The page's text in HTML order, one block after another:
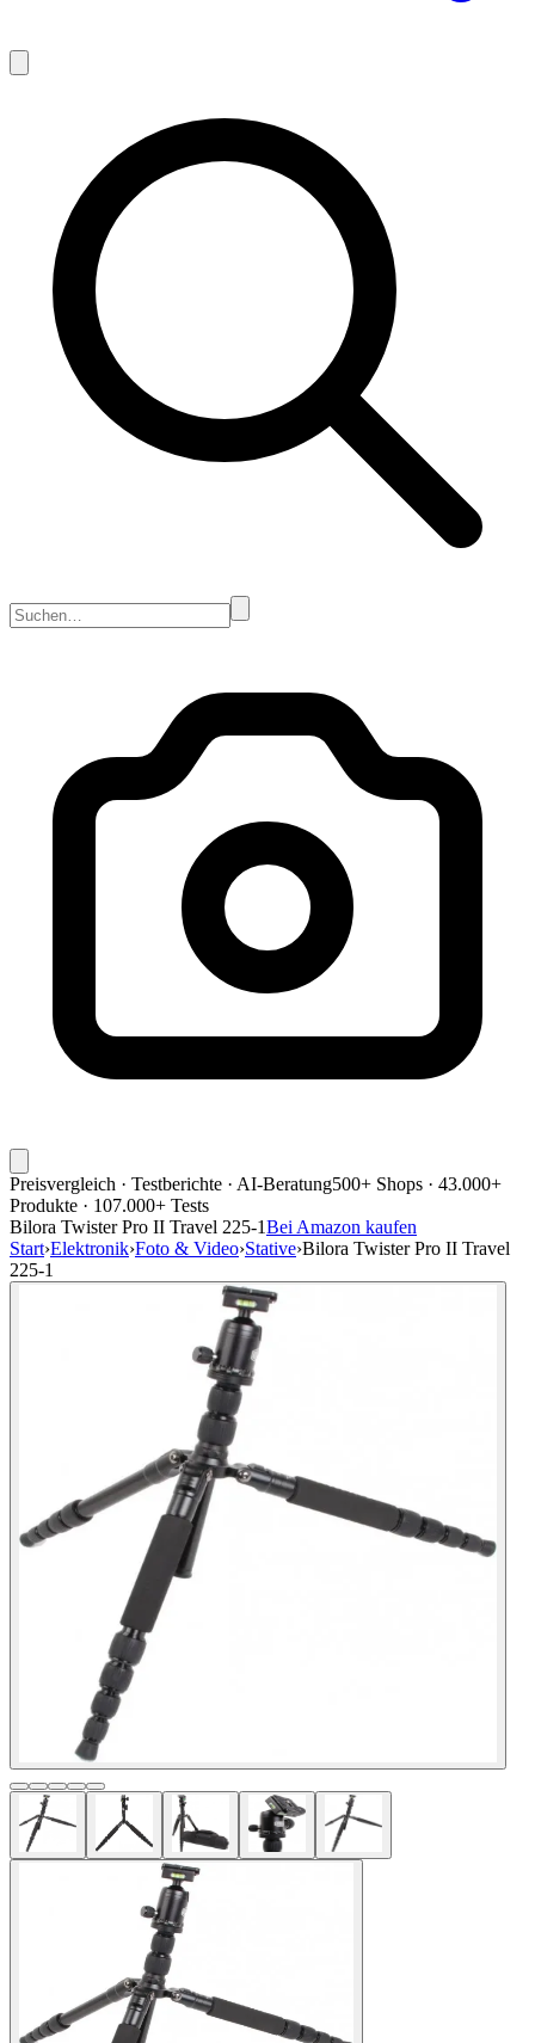
Preisvergleich · Testberichte · AI-Beratung500+ Shops · 43.000+
Produkte · 107.000+ Tests
Bilora Twister Pro II Travel 225-1Bei Amazon kaufen
Start›Elektronik›Foto & Video›Stative›Bilora Twister Pro II Travel
225-1